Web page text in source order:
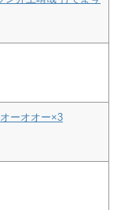
ーオオー×3